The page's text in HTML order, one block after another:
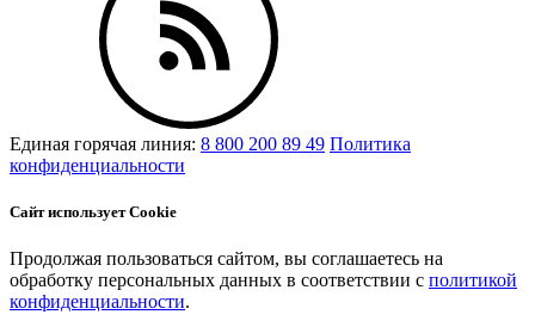
Единая горячая линия: 8 800 200 89 49 Политика
конфиденциальности
Сайт использует Cookie
Продолжая пользоваться сайтом, вы соглашаетесь на
обработку персональных данных в соответствии с политикой
конфиденциальности.